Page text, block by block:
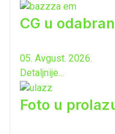
CG u
05. Avgust. 2026.
Detaljnije...
Foto u